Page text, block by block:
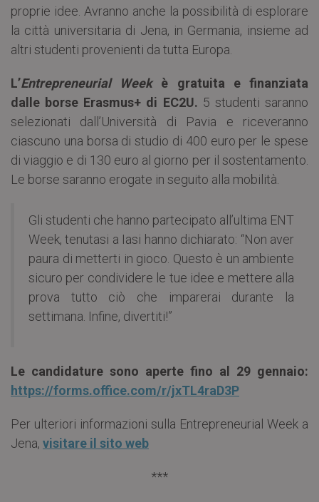
proprie idee. Avranno anche la possibilità di esplorare
la città universitaria di Jena, in Germania, insieme ad
altri studenti provenienti da tutta Europa.
L’Entrepreneurial Weekè gratuita e finanziata
dalle borse Erasmus+ di EC2U. 5 studenti saranno
selezionati dall’Università di Pavia e riceveranno
ciascuno una borsa di studio di 400 euro per le spese
di viaggio e di 130 euro al giorno per il sostentamento.
Le borse saranno erogate in seguito alla mobilità.
Gli studenti che hanno partecipato all’ultima ENT
Week, tenutasi a Iasi hanno dichiarato: “Non aver
paura di metterti in gioco. Questo è un ambiente
sicuro per condividere le tue idee e mettere alla
prova tutto ciò che imparerai durante la
settimana. Infine, divertiti!”
Le candidature sono aperte fino al 29 gennaio:
https://forms.office.com/r/jxTL4raD3P
Per ulteriori informazioni sulla Entrepreneurial Week a
Jena, visitare il sito web
***